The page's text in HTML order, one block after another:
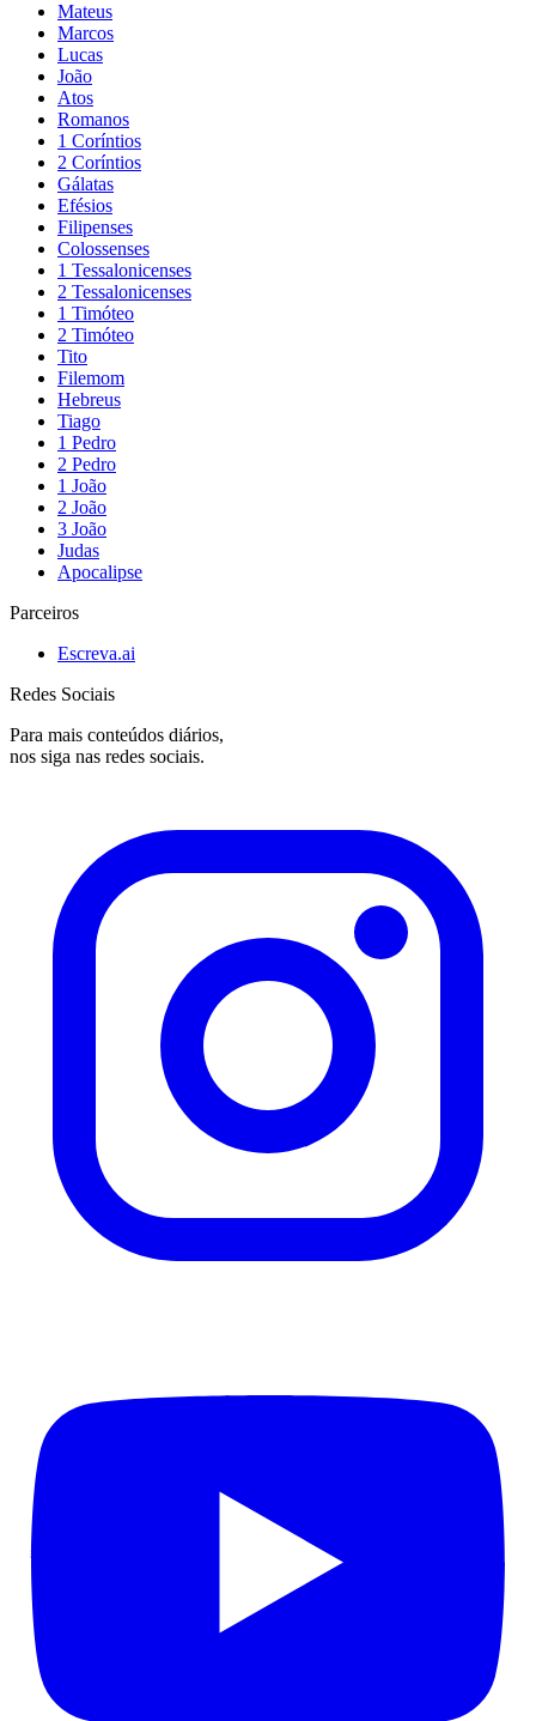
Mateus
Marcos
Lucas
João
Atos
Romanos
1 Coríntios
2 Coríntios
Gálatas
Efésios
Filipenses
Colossenses
1 Tessalonicenses
2 Tessalonicenses
1 Timóteo
2 Timóteo
Tito
Filemom
Hebreus
Tiago
1 Pedro
2 Pedro
1 João
2 João
3 João
Judas
Apocalipse
Parceiros
Escreva.ai
Redes Sociais
Para mais conteúdos diários,
nos siga nas redes sociais.